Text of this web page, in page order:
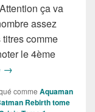
ça va
assez
comme
le 4ème
Sorties des Comics
→
comme Aquaman
Rebirth tome